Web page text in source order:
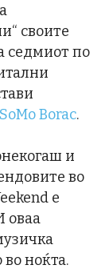
своите
седмиот по
SoMo Borac.
и
во
е
оваа
ноќта.